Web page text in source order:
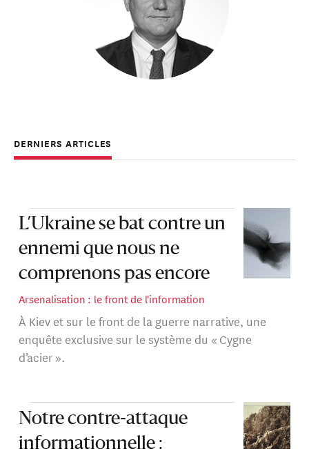
DERNIERS ARTICLES
L’Ukraine se bat contre un
ennemi que nous ne
comprenons pas encore
Arsenalisation : le front de l'information
À Kiev et sur le front de la guerre narrative, une
enquête exclusive sur le système du « Cygne
d’acier ».
Notre contre-attaque
informationnelle :